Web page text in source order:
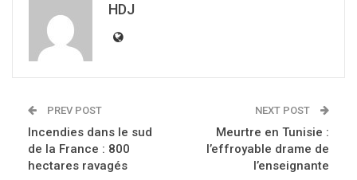
HDJ
PREV POST
Incendies dans le sud
de la France : 800
hectares ravagés
NEXT POST
Meurtre en Tunisie :
l’effroyable drame de
l’enseignante